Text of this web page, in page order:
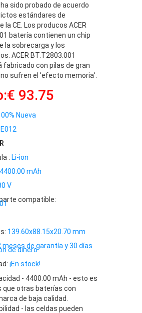
sido probado de acuerdo
estándares de
la CE. Los producos ACER
batería contienen un chip
la sobrecarga y los
ACER BT.T2803.001
fabricado con pilas de gran
sufren el 'efecto memoria'.
93.75
Nueva
: Li-ion
4400.00 mAh
V
compatible:
139.60x88.15x20.70 mm
meses de garantía y 30 días
de dinero
¡En stock!
- 4400.00 mAh - esto es
que otras baterías con
de baja calidad.
- las celdas pueden